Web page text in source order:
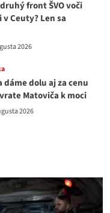
front ŠVO voči
Ceuty? Len sa
2026
dáme dolu aj za cenu
Matoviča k moci
2026